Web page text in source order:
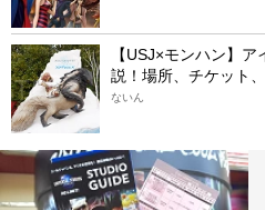
【USJ×モンハン】
説！場所、チケット
ないん